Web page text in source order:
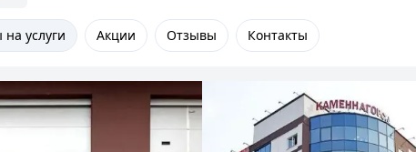
услуги Акции Отзывы Контакты